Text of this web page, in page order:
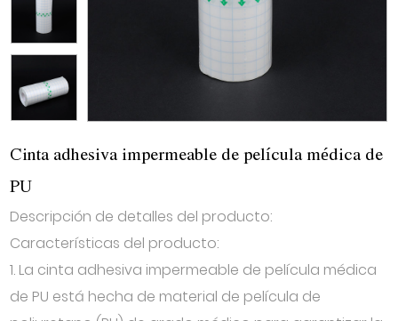
Cinta adhesiva impermeable de película médica de
PU
Descripción de detalles del producto:
Características del producto:
1. La cinta adhesiva impermeable de película médica
de PU está hecha de material de película de